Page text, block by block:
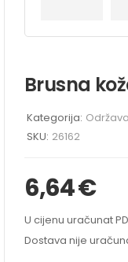
Brusna
Kategorija:
SKU: 26162
6,64€
U cijenu uračunat
Dostava nije